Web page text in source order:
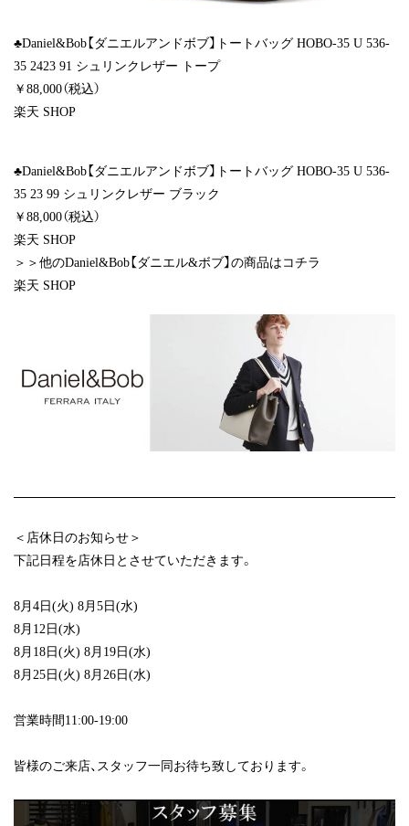
♣Daniel&Bob【ダニエルアンドボブ】トートバッグ HOBO-35 U 536-
35 2423 91 シュリンクレザー トープ
￥88,000（税込）
楽天 SHOP
♣Daniel&Bob【ダニエルアンドボブ】トートバッグ HOBO-35 U 536-
35 23 99 シュリンクレザー ブラック
￥88,000（税込）
楽天 SHOP
＞＞他のDaniel&Bob【ダニエル&ボブ】の商品はコチラ
楽天 SHOP
＜店休日のお知らせ＞
下記日程を店休日とさせていただきます。
8月4日(火) 8月5日(水)
8月12日(水)
8月18日(火) 8月19日(水)
8月25日(火) 8月26日(水)
営業時間11:00-19:00
皆様のご来店、スタッフ一同お待ち致しております。